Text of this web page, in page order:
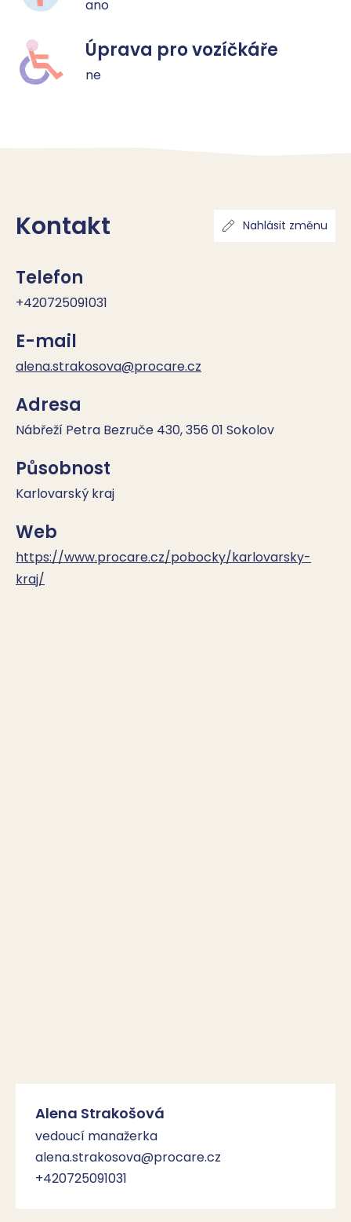
ano
Úprava pro vozíčkáře
ne
Kontakt Nahlásit změnu
Telefon
+420725091031
E-mail
alena.strakosova@procare.cz
Adresa
Nábřeží Petra Bezruče 430, 356 01 Sokolov
Působnost
Karlovarský kraj
Web
https://www.procare.cz/pobocky/karlovarsky-
kraj/
Alena Strakošová
vedoucí manažerka
alena.strakosova@procare.cz
+420725091031